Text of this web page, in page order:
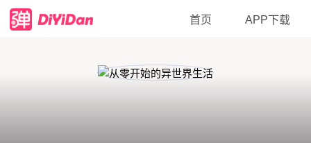
APP下载
首页